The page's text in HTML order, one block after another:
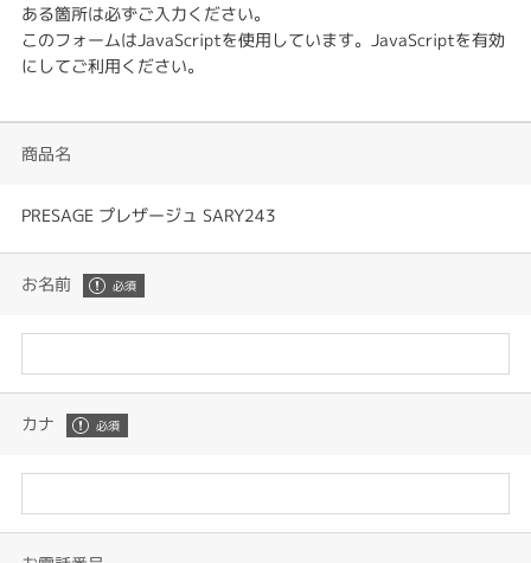
ある箇所は必ずご入力ください。
このフォームはJavaScriptを使用しています。JavaScriptを有効
にしてご利用ください。
商品名
PRESAGE プレザージュ SARY243
お名前
カナ